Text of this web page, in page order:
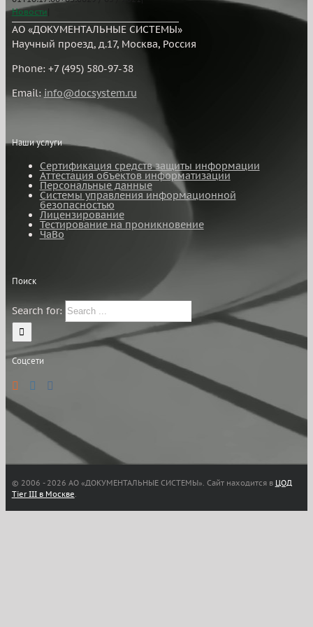
Новости
АО «ДОКУМЕНТАЛЬНЫЕ СИСТЕМЫ»
Научный проезд, д.17, Москва, Россия
Phone: +7 (495) 580-97-38
Email: info@docsystem.ru
Наши услуги
Сертификация средств защиты информации
Аттестация объектов информатизации
Персональные данные
Системы управления информационной
безопасностью
Лицензирование
Тестирование на проникновение
ЧаВо
Поиск
Search for:
Соцсети
© 2006 - 2026 АО «ДОКУМЕНТАЛЬНЫЕ СИСТЕМЫ». Сайт находится в ЦОД
Tier III в Москве.